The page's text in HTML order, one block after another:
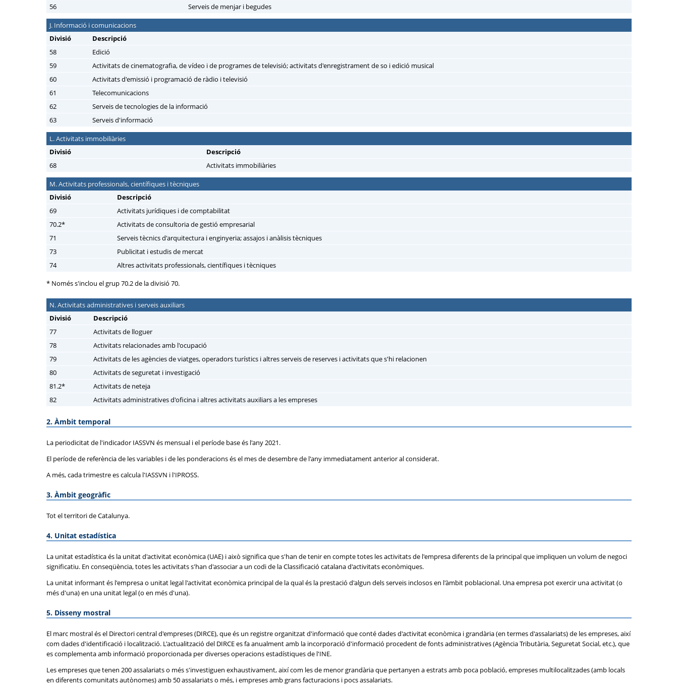
56
Serveis de menjar i begudes
J. Informació i comunicacions
Divisió
Descripció
58
Edició
59
Activitats de cinematografia, de vídeo i de programes de televisió; activitats d'enregistrament de so i edició musical
60
Activitats d'emissió i programació de ràdio i televisió
61
Telecomunicacions
62
Serveis de tecnologies de la informació
63
Serveis d'informació
L. Activitats immobiliàries
Divisió
Descripció
68
Activitats immobiliàries
M. Activitats professionals, científiques i tècniques
Divisió
Descripció
69
Activitats jurídiques i de comptabilitat
70.2*
Activitats de consultoria de gestió empresarial
71
Serveis tècnics d'arquitectura i enginyeria; assajos i anàlisis tècniques
73
Publicitat i estudis de mercat
74
Altres activitats professionals, científiques i tècniques
* Només s'inclou el grup 70.2 de la divisió 70.
N. Activitats administratives i serveis auxiliars
Divisió
Descripció
77
Activitats de lloguer
78
Activitats relacionades amb l'ocupació
79
Activitats de les agències de viatges, operadors turístics i altres serveis de reserves i activitats que s'hi relacionen
80
Activitats de seguretat i investigació
81.2*
Activitats de neteja
82
Activitats administratives d'oficina i altres activitats auxiliars a les empreses
2. Àmbit temporal
La periodicitat de l'indicador IASSVN és mensual i el període base és l'any 2021.
El període de referència de les variables i de les ponderacions és el mes de desembre de l'any immediatament anterior al considerat.
A més, cada trimestre es calcula l'IASSVN i l'IPROSS.
3. Àmbit geogràfic
Tot el territori de Catalunya.
4. Unitat estadística
La unitat estadística és la unitat d'activitat econòmica (UAE) i això significa que s'han de tenir en compte totes les activitats de l'empresa diferents de la principal que impliquen un volum de negoci
significatiu. En conseqüència, totes les activitats s'han d'associar a un codi de la Classificació catalana d'activitats econòmiques.
La unitat informant és l'empresa o unitat legal l'activitat econòmica principal de la qual és la prestació d'algun dels serveis inclosos en l'àmbit poblacional. Una empresa pot exercir una activitat (o
més d'una) en una unitat legal (o en més d'una).
5. Disseny mostral
El marc mostral és el Directori central d'empreses (DIRCE), que és un registre organitzat d'informació que conté dades d'activitat econòmica i grandària (en termes d'assalariats) de les empreses, així
com dades d'identificació i localització. L'actualització del DIRCE es fa anualment amb la incorporació d'informació procedent de fonts administratives (Agència Tributària, Seguretat Social, etc.), que
es complementa amb informació proporcionada per diverses operacions estadístiques de l'INE.
Les empreses que tenen 200 assalariats o més s'investiguen exhaustivament, així com les de menor grandària que pertanyen a estrats amb poca població, empreses multilocalitzades (amb locals
en diferents comunitats autònomes) amb 50 assalariats o més, i empreses amb grans facturacions i pocs assalariats.